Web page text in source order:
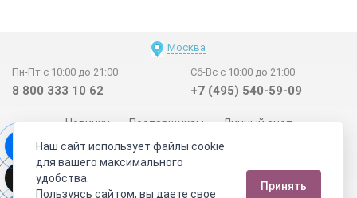
Москва
Пн-Пт с 10:00 до 21:00
8 800 333 10 62
Сб-Вс с 10:00 до 21:00
+7 (495) 540-59-09
Новинки Поставщикам
Личный счет
Договор-оферта
О нас
Наши магазины
Отзывы покупателей
Сертификаты
Статьи
Обратная связь
Видео о камнях СОУТ Телеграм
Наш сайт использует файлы cookie
для вашего максимального
удобства.
Пользуясь сайтом, вы даете свое
Принять